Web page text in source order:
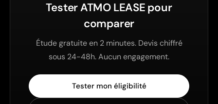
Tester ATMO LEASE pour
comparer
Étude gratuite en 2 minutes. Devis chiffré
sous 24-48h. Aucun engagement.
Tester mon éligibilité